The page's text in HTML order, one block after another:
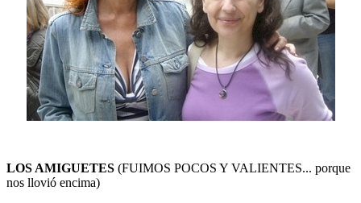
LOS AMIGUETES (FUIMOS POCOS Y VALIENTES... porque
nos llovió encima)